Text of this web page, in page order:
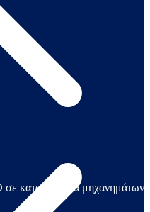
καταστήματα μηχανημάτων